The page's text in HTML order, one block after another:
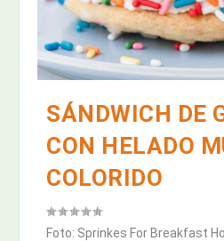
SÁNDWICH DE
CON HELADO
COLORIDO
Foto: Sprinkes For Breakfast